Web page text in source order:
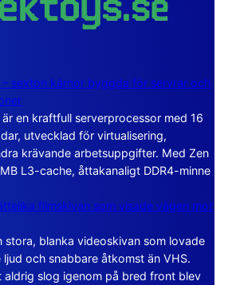
– sexton kärnor byggda för servrar och
en kraftfull serverprocessor med 16
utvecklad för virtualisering,
krävande arbetsuppgifter. Med Zen
L3-cache, åttakanaligt DDR4-minne
filmskivan som visade vägen mot
stora, blanka videoskivan som lovade
och snabbare åtkomst än VHS.
slog igenom på bred front blev